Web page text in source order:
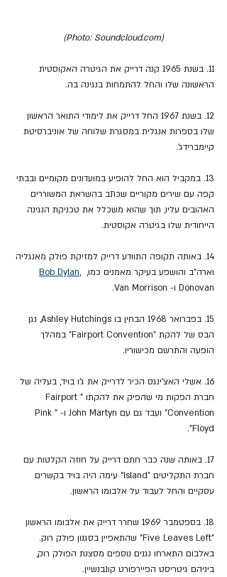
(Photo: Soundcloud.com)
11. בשנת 1965 קנה דרייק את הגיטרה האקוסטית
הראשונה שלו והחל להתמחות בנגינה בה.
12. בשנת 1967 החל דרייק את לימודי התואר הראשון
שלו בספרות אנגלית במסגרת שלוחה של אוניברסיטת
קיימברידג'.
13. במקביל הוא החל להופיע במועדונים מקומיים ובבתי
קפה עם שירים מקוריים שכתב בהשראת המשוררים
האהובים עליו, תוך שהוא משכלל את טכניקת הנגינה
הייחודית שלו בגיטרה אקוסטית.
14. באותה תקופה התוודע דרייק למזיקת פולק מאנגליה
וארה"ב והושפע בעיקר מאמנים כמו,
Bob Dylan,
Donovan ו- Van Morrison.
15. בפברואר 1968 הבחין בו Ashley Hutchings, נגן
הבס של להקת "Fairport Convention" במהלך
הופעה והתרשם מכישוריו.
16. אשלי האצ'ינגס הכיר לדרייק את ג'ו בויד, בעליה של
חברת הפקות מי שהפיק את להקתו "Fairport
Convention" ועבד גם עם John Martyn ו- "Pink
Floyd".
17. באותה שנה כבר חתם דרייק על חוזה הקלטות עם
חברת התקליטים "Island" עימה היה בויד בקשרים
עסקיים והחל לעבוד על אלבומו הראשון.
18. בספטמבר 1969 שחרר דרייק את אלבומו הראשון
"Five Leaves Left" שהתאפיין בסגנון פולק רוק.
באלבום התארחו נגנים נוספים מסצנת הפולק רוק,
ביניהם גיטריסט הפיירפורט קונבנשיין.